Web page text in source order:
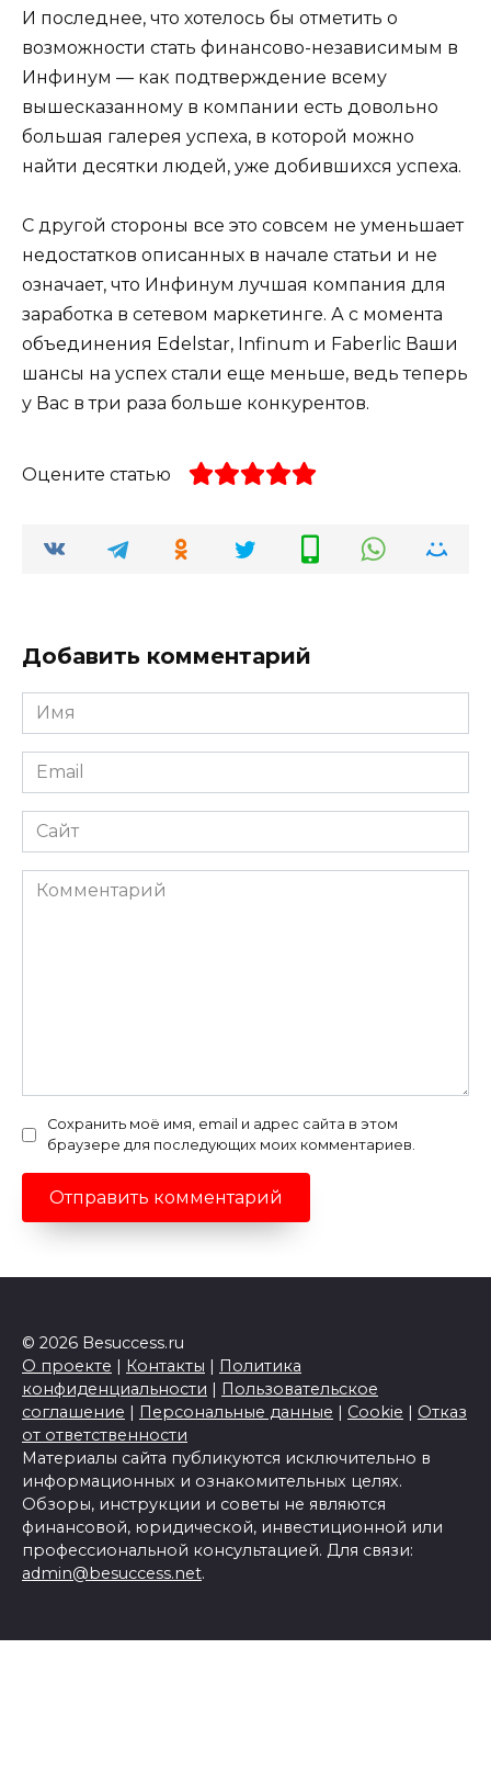
И последнее, что хотелось бы отметить о
возможности стать финансово-независимым в
Инфинум — как подтверждение всему
вышесказанному в компании есть довольно
большая галерея успеха, в которой можно
найти десятки людей, уже добившихся успеха.
С другой стороны все это совсем не уменьшает
недостатков описанных в начале статьи и не
означает, что Инфинум лучшая компания для
заработка в сетевом маркетинге. А с момента
объединения Edelstar, Infinum и Faberlic Ваши
шансы на успех стали еще меньше, ведь теперь
у Вас в три раза больше конкурентов.
Оцените статью
Добавить комментарий
Имя
*
Email
*
Сайт
Комментарий
Сохранить моё имя, email и адрес сайта в этом
браузере для последующих моих комментариев.
© 2026 Besuccess.ru
О проекте
Контакты
Политика
конфиденциальности
Пользовательское
соглашение
Персональные данные Cookie
Отказ
от ответственности
Материалы сайта публикуются исключительно в
информационных и ознакомительных целях.
Обзоры, инструкции и советы не являются
финансовой, юридической, инвестиционной или
профессиональной консультацией. Для связи:
admin@besuccess.net.